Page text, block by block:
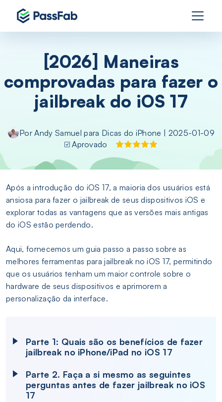
[2026] Maneiras
comprovadas para fazer o
jailbreak do iOS 17
PorAndy Samuel para Dicas do iPhone | 2025-01-09
Aprovado
Após a introdução do iOS 17, a maioria dos usuários está
ansiosa para fazer o jailbreak de seus dispositivos iOS e
explorar todas as vantagens que as versões mais antigas
do iOS estão perdendo.
Aqui, fornecemos um guia passo a passo sobre as
melhores ferramentas para jailbreak no iOS 17, permitindo
que os usuários tenham um maior controle sobre o
hardware de seus dispositivos e aprimorem a
personalização da interface.
Parte 1: Quais são os benefícios de fazer
jailbreak no iPhone/iPad no iOS 17
Parte 2. Faça a si mesmo as seguintes
perguntas antes de fazer jailbreak no iOS
17